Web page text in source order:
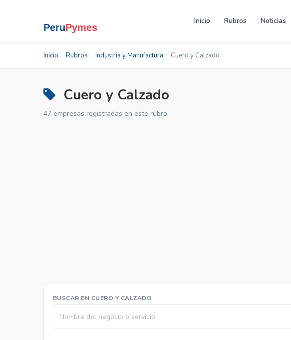
Inicio Rubros Noticias
Inicio Rubros Industria y Manufactura Cuero y Calzado
Cuero y Calzado
47 empresas registradas en este rubro.
BUSCAR EN CUERO Y CALZADO